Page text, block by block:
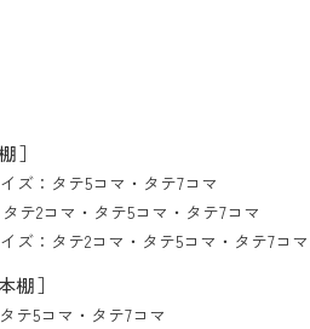
］
ズ： タテ5コマ ・ タテ7コマ
タテ2コマ ・ タテ5コマ ・ タテ7コマ
ズ： タテ2コマ ・ タテ5コマ ・ タテ7コマ
棚 ］
タテ5コマ ・ タテ7コマ